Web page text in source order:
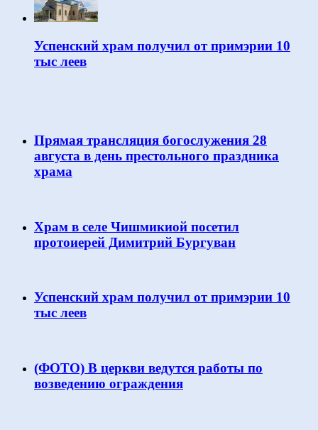
Успенский храм получил от примэрии 10
тыс леев
Прямая трансляция богослужения 28
августа в день престольного праздника
храма
Храм в селе Чишмикиой посетил
протоиерей Димитрий Бургуван
Успенский храм получил от примэрии 10
тыс леев
(ФОТО) В церкви ведутся работы по
возведению ограждения